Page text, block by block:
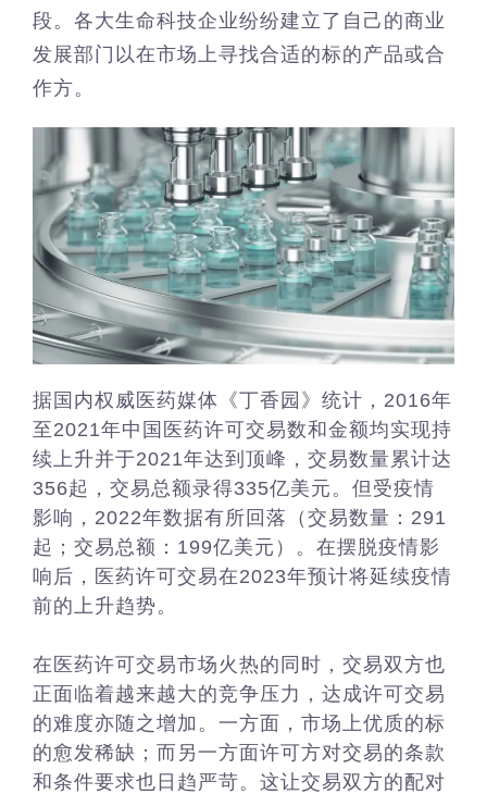
段。各大生命科技企业纷纷建立了自己的商业
发展部门以在市场上寻找合适的标的产品或合
作方。
据国内权威医药媒体《丁香园》统计，2016年
至2021年中国医药许可交易数和金额均实现持
续上升并于2021年达到顶峰，交易数量累计达
356起，交易总额录得335亿美元。但受疫情
影响，2022年数据有所回落（交易数量：291
起；交易总额：199亿美元）。在摆脱疫情影
响后，医药许可交易在2023年预计将延续疫情
前的上升趋势。
在医药许可交易市场火热的同时，交易双方也
正面临着越来越大的竞争压力，达成许可交易
的难度亦随之增加。一方面，市场上优质的标
的愈发稀缺；而另一方面许可方对交易的条款
和条件要求也日趋严苛。这让交易双方的配对